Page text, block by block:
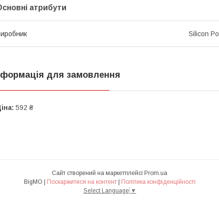
атрибути
Silicon
для замовлення
592 ₴
Сайт створений на маркетплейсі Prom.ua
BigMO | Поскаржитися на контент | Політика конфіденційності
Select Language ▼